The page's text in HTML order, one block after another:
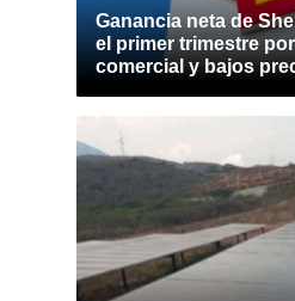
Ganancia neta de
el primer trimestre
comercial y bajos